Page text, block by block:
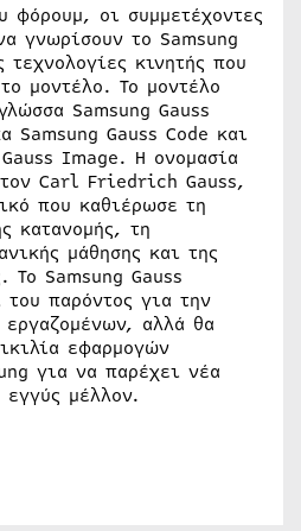
φόρουμ, οι συμμετέχοντες
γνωρίσουν το Samsung
κινητής που
μοντέλο. Το μοντέλο
Samsung Gauss
Samsung Gauss Code και
Image. Η ονομασία
Carl Friedrich Gauss,
που καθιέρωσε τη
κατανομής, τη
μάθησης και της
Το Samsung Gauss
του παρόντος για την
αλλά θα
εφαρμογών
για να παρέχει νέα
εγγύς μέλλον.